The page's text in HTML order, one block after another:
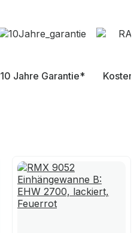
10 Jahre Garantie*